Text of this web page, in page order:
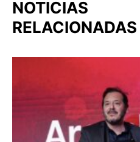
NOTICIAS
RELACIONADAS